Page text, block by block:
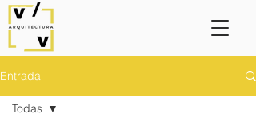
Entrada
Todas